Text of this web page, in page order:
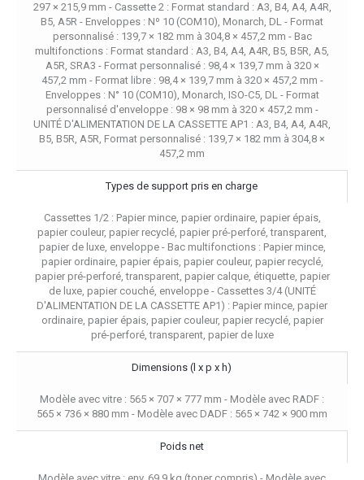
297 × 215,9 mm - Cassette 2 : Format standard : A3, B4, A4, A4R,
B5, A5R - Enveloppes : Nº 10 (COM10), Monarch, DL - Format
personnalisé : 139,7 × 182 mm à 304,8 × 457,2 mm - Bac
multifonctions : Format standard : A3, B4, A4, A4R, B5, B5R, A5,
A5R, SRA3 - Format personnalisé : 98,4 × 139,7 mm à 320 ×
457,2 mm - Format libre : 98,4 × 139,7 mm à 320 × 457,2 mm -
Enveloppes : N° 10 (COM10), Monarch, ISO-C5, DL - Format
personnalisé d'enveloppe : 98 × 98 mm à 320 × 457,2 mm -
UNITÉ D'ALIMENTATION DE LA CASSETTE AP1 : A3, B4, A4, A4R,
B5, B5R, A5R, Format personnalisé : 139,7 × 182 mm à 304,8 ×
457,2 mm
Types de support pris en charge
Cassettes 1/2 : Papier mince, papier ordinaire, papier épais,
papier couleur, papier recyclé, papier pré-perforé, transparent,
papier de luxe, enveloppe - Bac multifonctions : Papier mince,
papier ordinaire, papier épais, papier couleur, papier recyclé,
papier pré-perforé, transparent, papier calque, étiquette, papier
de luxe, papier couché, enveloppe - Cassettes 3/4 (UNITÉ
D'ALIMENTATION DE LA CASSETTE AP1) : Papier mince, papier
ordinaire, papier épais, papier couleur, papier recyclé, papier
pré-perforé, transparent, papier de luxe
Dimensions (l x p x h)
Modèle avec vitre : 565 × 707 × 777 mm - Modèle avec RADF :
565 × 736 × 880 mm - Modèle avec DADF : 565 × 742 × 900 mm
Poids net